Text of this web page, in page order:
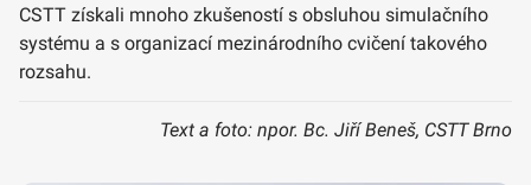
CSTT získali mnoho zkušeností s obsluhou simulačního
systému a s organizací mezinárodního cvičení takového
rozsahu.
Text a foto: npor. Bc. Jiří Beneš, CSTT Brno